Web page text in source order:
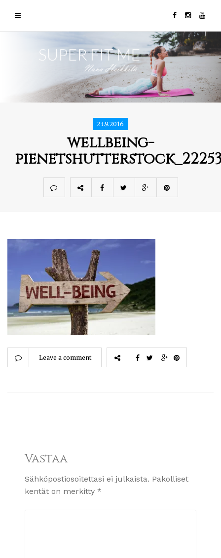
23.9.2016
wellbeing-
Leave a comment
Vastaa
Sähköpostiosoitettasi ei julkaista. Pakolliset
kentät on merkitty *